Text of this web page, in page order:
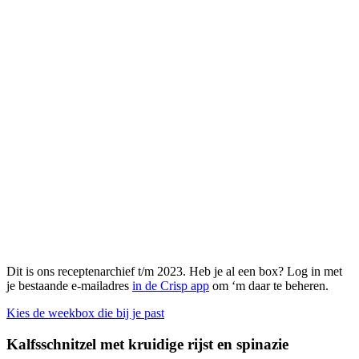
Dit is ons receptenarchief t/m 2023. Heb je al een box? Log in met
je bestaande e-mailadres in de Crisp app om ‘m daar te beheren.
Kies de weekbox die bij je past
Kalfsschnitzel met kruidige rijst en spinazie